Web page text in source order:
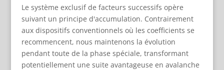
Le système exclusif de facteurs successifs opère
suivant un principe d'accumulation. Contrairement
aux dispositifs conventionnels où les coefficients se
recommencent, nous maintenons la évolution
pendant toute de la phase spéciale, transformant
potentiellement une suite avantageuse en avalanche